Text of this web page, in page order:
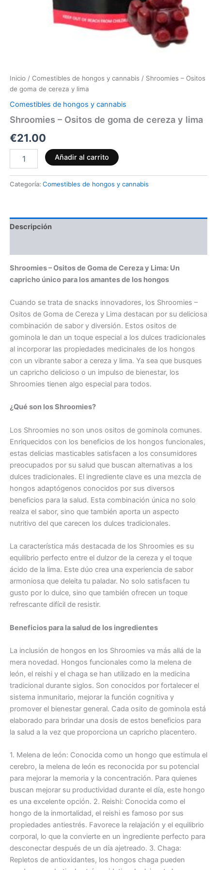
Inicio / Comestibles de hongos y cannabis / Shroomies – Ositos
de goma de cereza y lima
Comestibles de hongos y cannabis
Shroomies – Ositos de goma de cereza y lima
€21.00
Añadir al carrito
Categoría: Comestibles de hongos y cannabis
Descripción
Shroomies – Ositos de Goma de Cereza y Lima: Un
capricho único para los amantes de los hongos
Cuando se trata de snacks innovadores, los Shroomies –
Ositos de Goma de Cereza y Lima destacan por su deliciosa
combinación de sabor y diversión. Estos ositos de
gominola le dan un toque especial a los dulces tradicionales
al incorporar las propiedades medicinales de los hongos
con un vibrante sabor a cereza y lima. Ya sea que busques
un capricho delicioso o un impulso de bienestar, los
Shroomies tienen algo especial para todos.
¿Qué son los Shroomies?
Los Shroomies no son unos ositos de gominola comunes.
Enriquecidos con los beneficios de los hongos funcionales,
estas delicias masticables satisfacen a los consumidores
preocupados por su salud que buscan alternativas a los
dulces tradicionales. El ingrediente clave es una mezcla de
hongos adaptógenos conocidos por sus diversos
beneficios para la salud. Esta combinación única no solo
realza el sabor, sino que también aporta un aspecto
nutritivo del que carecen los dulces tradicionales.
La característica más destacada de los Shroomies es su
equilibrio perfecto entre el dulzor de la cereza y el toque
ácido de la lima. Este dúo crea una experiencia de sabor
armoniosa que deleita tu paladar. No solo satisfacen tu
gusto por lo dulce, sino que también ofrecen un toque
refrescante difícil de resistir.
Beneficios para la salud de los ingredientes
La inclusión de hongos en los Shroomies va más allá de la
mera novedad. Hongos funcionales como la melena de
león, el reishi y el chaga se han utilizado en la medicina
tradicional durante siglos. Son conocidos por fortalecer el
sistema inmunitario, mejorar la función cognitiva y
promover el bienestar general. Cada osito de gominola está
elaborado para brindar una dosis de estos beneficios para
la salud a la vez que proporciona un capricho placentero.
1. Melena de león: Conocida como un hongo que estimula el
cerebro, la melena de león es reconocida por su potencial
para mejorar la memoria y la concentración. Para quienes
buscan mejorar su productividad durante el día, este hongo
es una excelente opción. 2. Reishi: Conocida como el
hongo de la inmortalidad, el reishi es famoso por sus
propiedades antiestrés. Favorece la relajación y el equilibrio
corporal, lo que la convierte en un ingrediente perfecto para
desconectar después de un día ajetreado. 3. Chaga:
Repletos de antioxidantes, los hongos chaga pueden